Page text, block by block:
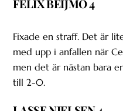
FELIX BEIJMO 4
Fixade en straff. Det är
med upp i anfallen när
men det är nästan bara
till 2-0.